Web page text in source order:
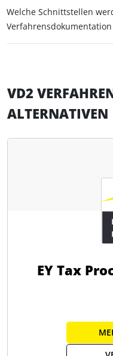
Welche Schnittstellen
VD2
ALTERNATIVEN
EY Tax